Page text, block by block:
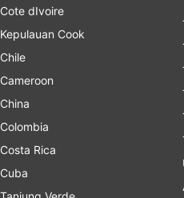
Cote dIvoire
Kepulauan Cook
Chile
Cameroon
China
Colombia
Costa Rica
Cuba